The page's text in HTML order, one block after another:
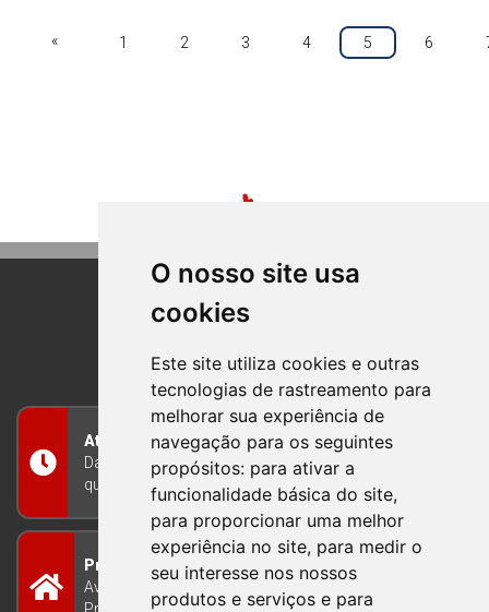
O nosso site usa
cookies
Este site utiliza cookies e outras
tecnologias de rastreamento para
melhorar sua experiência de
navegação para os seguintes
propósitos: para ativar a
funcionalidade básica do site,
para proporcionar uma melhor
experiência no site, para medir o
seu interesse nos nossos
produtos e serviços e para
« 1 2 3 4 5 6
BOM PRINCIPIO
RIO GRANDE DO SUL
Atendimento
Das 8h às 12h e das 13h às 17h30, de segunda a
quinta-feira, e nas sextas-feiras das 7h às 13h
Prefeitura Municipal
Avenida Guilherme Winter 65 - Centro Bom